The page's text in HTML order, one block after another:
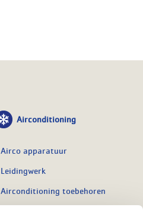
Airconditioning
Airco apparatuur
Leidingwerk
Airconditioning toebehoren